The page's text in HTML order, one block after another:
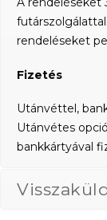
rendeléseket
Fizetés
Utánvéttel,
Utánvétes
bankkártyával